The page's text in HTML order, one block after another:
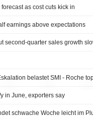
as cost cuts kick in
earnings above expectations
second-quarter sales growth
in June, exporters say
schwache Woche leicht im